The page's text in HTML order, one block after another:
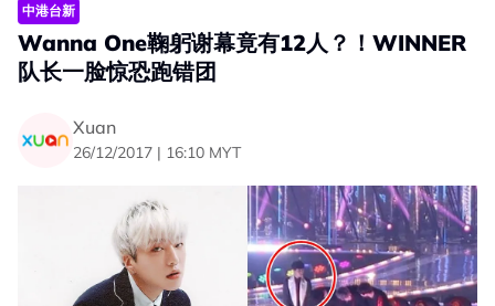
中港台新
Wanna One鞠躬谢幕竟有12人？！WINNER
队长一脸惊恐跑错团
Xuan
26/12/2017 | 16:10 MYT